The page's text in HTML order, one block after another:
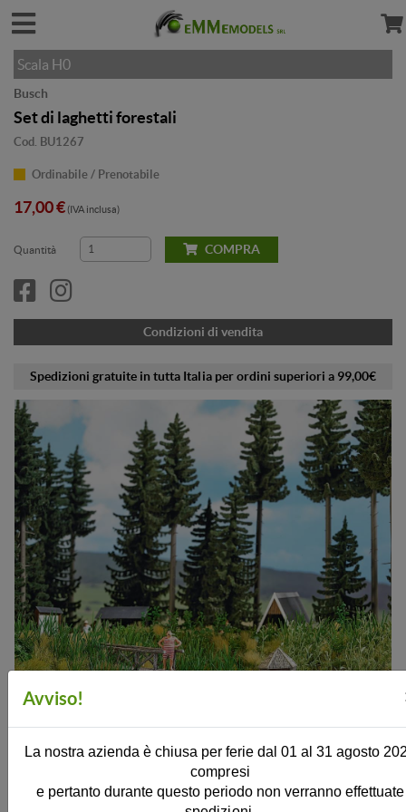
Scala H0
Busch
Set di laghetti forestali
Cod. BU1267
Ordinabile / Prenotabile
17,00 € (IVA inclusa)
Quantità COMPRA
Condizioni di vendita
Spedizioni gratuite in tutta Italia per ordini superiori a 99,00€
Set per creare un laghetto realistico nella foresta. Lo speciale
rivestimento per laghetti con effetto profondità mostra dettagli
sorprendenti: pesci che nuotano e piante acquatiche sono
Avviso!
La nostra azienda è chiusa per ferie dal 01 al 31 agosto
compresi
e pertanto durante questo periodo non verranno effettuate